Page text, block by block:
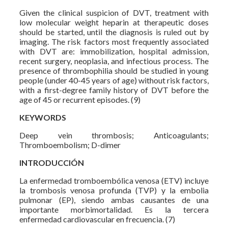
Given the clinical suspicion of DVT, treatment with
low molecular weight heparin at therapeutic doses
should be started, until the diagnosis is ruled out by
imaging. The risk factors most frequently associated
with DVT are: immobilization, hospital admission,
recent surgery, neoplasia, and infectious process. The
presence of thrombophilia should be studied in young
people (under 40-45 years of age) without risk factors,
with a first-degree family history of DVT before the
age of 45 or recurrent episodes. (9)
KEYWORDS
Deep vein thrombosis; Anticoagulants;
Thromboembolism; D-dimer
INTRODUCCIÓN
La enfermedad tromboembólica venosa (ETV) incluye
la trombosis venosa profunda (TVP) y la embolia
pulmonar (EP), siendo ambas causantes de una
importante morbimortalidad. Es la tercera
enfermedad cardiovascular en frecuencia. (7)